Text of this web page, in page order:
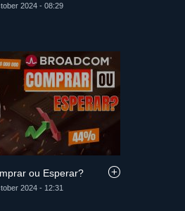
2024 - 08:29
ou Esperar?
2024 - 12:31